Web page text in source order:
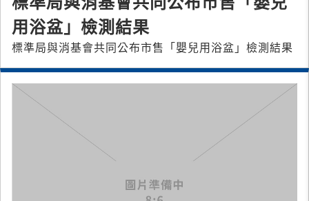
用浴盆」檢測結果
標準局與消基會共同公布市售「嬰兒用浴盆」檢測結果